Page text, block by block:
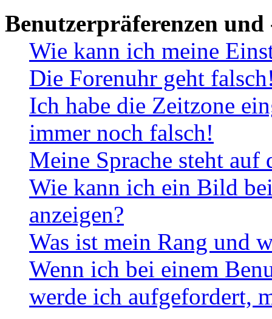
Benutzerpräferenzen und
Wie kann ich meine
Die Forenuhr geht
Ich habe die Zeitzone
immer noch falsch!
Meine Sprache steht
Wie kann ich ein Bild
anzeigen?
Was ist mein Rang und
Wenn ich bei einem
werde ich aufgefordert,